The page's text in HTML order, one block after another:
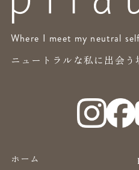
Where I meet my neutral
ニュートラルな私に出会う
ホーム